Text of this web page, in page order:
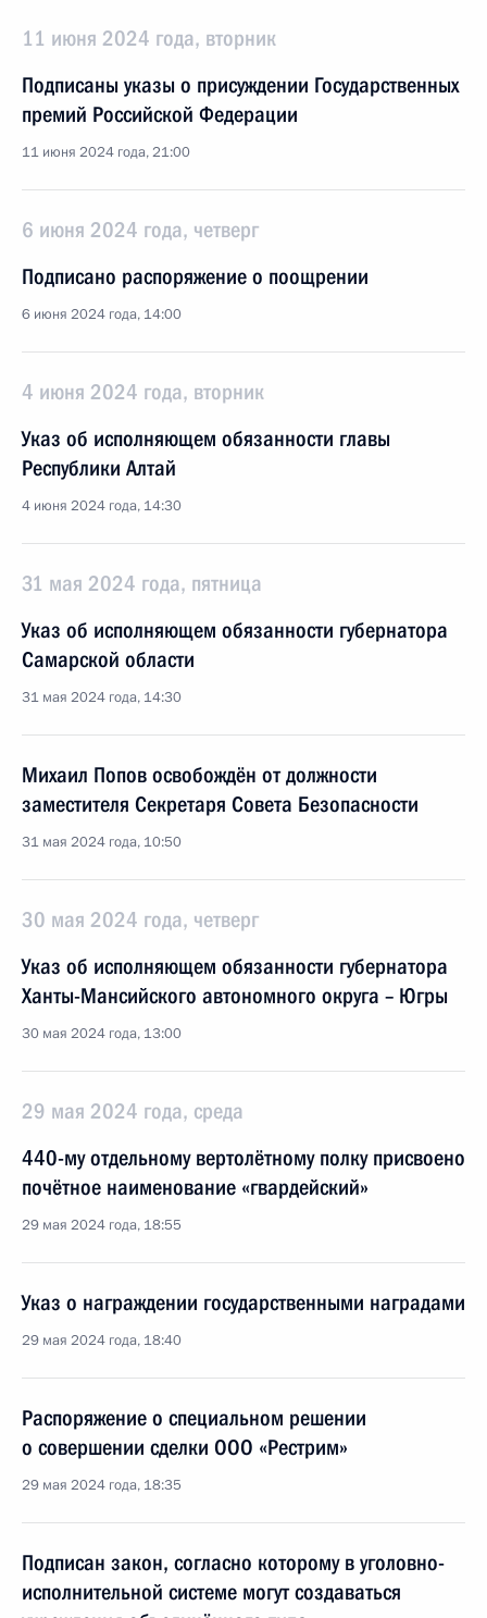
11 июня 2024 года, вторник
Подписаны указы о присуждении Государственных
премий Российской Федерации
11 июня 2024 года, 21:00
6 июня 2024 года, четверг
Подписано распоряжение о поощрении
6 июня 2024 года, 14:00
4 июня 2024 года, вторник
Указ об исполняющем обязанности главы
Республики Алтай
4 июня 2024 года, 14:30
31 мая 2024 года, пятница
Указ об исполняющем обязанности губернатора
Самарской области
31 мая 2024 года, 14:30
Михаил Попов освобождён от должности
заместителя Секретаря Совета Безопасности
31 мая 2024 года, 10:50
30 мая 2024 года, четверг
Указ об исполняющем обязанности губернатора
Ханты-Мансийского автономного округа – Югры
30 мая 2024 года, 13:00
29 мая 2024 года, среда
440-му отдельному вертолётному полку присвоено
почётное наименование «гвардейский»
29 мая 2024 года, 18:55
Указ о награждении государственными наградами
29 мая 2024 года, 18:40
Распоряжение о специальном решении
о совершении сделки ООО «Рестрим»
29 мая 2024 года, 18:35
Подписан закон, согласно которому в уголовно-
исполнительной системе могут создаваться